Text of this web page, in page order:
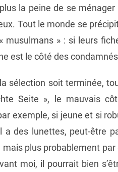
la peine de se
Tout le monde se
musulmans » : si leurs
est le côté des
sélection soit terminée,
Seite », le mauvais
exemple, si jeune et si
a des lunettes, peut-être
plus probablement
moi, il pourrait bien